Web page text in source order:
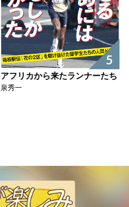
5
アフリカから来たランナーたち
泉秀一